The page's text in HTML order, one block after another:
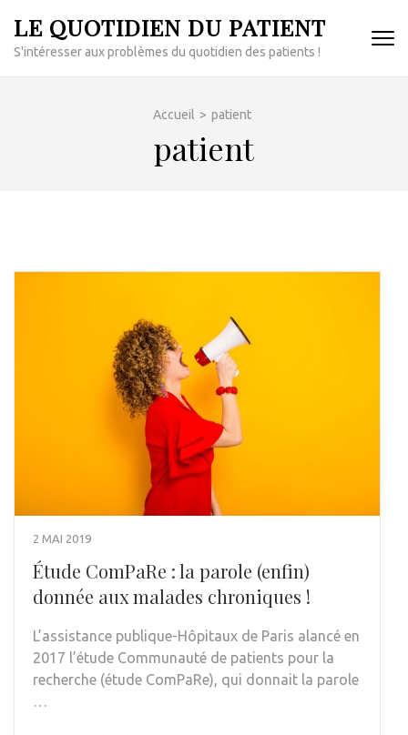
au
contenu
LE QUOTIDIEN DU PATIENT
S'intéresser aux problèmes du quotidien des patients !
Accueil > patient
patient
2 MAI 2019
Étude ComPaRe : la parole (enfin)
donnée aux malades chroniques !
L’assistance publique-Hôpitaux de Paris alancé en
2017 l’étude Communauté de patients pour la
recherche (étude ComPaRe), qui donnait la parole